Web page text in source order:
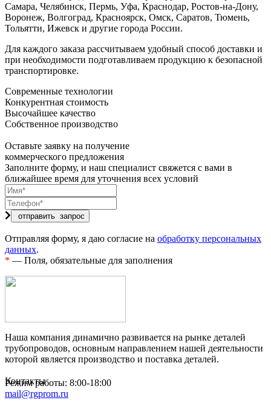
Самара, Челябинск, Пермь, Уфа, Краснодар, Ростов-на-Дону,
Воронеж, Волгоград, Красноярск, Омск, Саратов, Тюмень,
Тольятти, Ижевск и другие города России.
Для каждого заказа рассчитываем удобный способ доставки и
при необходимости подготавливаем продукцию к безопасной
транспортировке.
Современные технологии
Конкурентная стоимость
Высочайшее качество
Собственное производство
Оставьте заявку на получение
коммерческого предложения
Заполните форму, и наш специалист свяжется с вами в
ближайшее время для уточнения всех условий
Отправляя форму, я даю согласие на обработку персональных
данных.
* — Поля, обязательные для заполнения
Наша компания динамично развивается на рынке деталей
трубопроводов, основным направлением нашей деятельности
которой является производство и поставка деталей.
Контакты
Режим работы: 8:00-18:00
mail@rgprom.ru